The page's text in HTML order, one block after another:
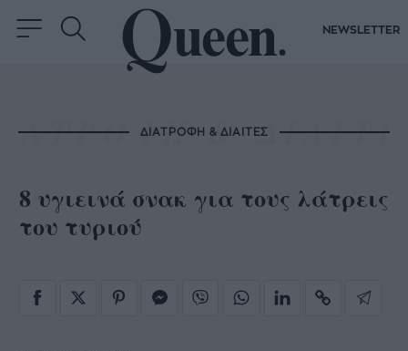
NEWSLETTER
ΔΙΑΤΡΟΦΗ & ΔΙΑΙΤΕΣ
8 υγιεινά σνακ για τους λάτρεις
του τυριού